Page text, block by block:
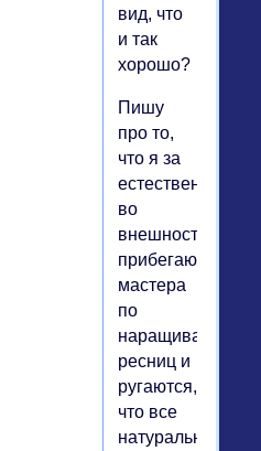
вид, что
и так
хорошо?
Пишу
про то,
что я за
естественность
во
внешности,
прибегают
мастера
по
наращиванию
ресниц и
ругаются,
что все
натуральное